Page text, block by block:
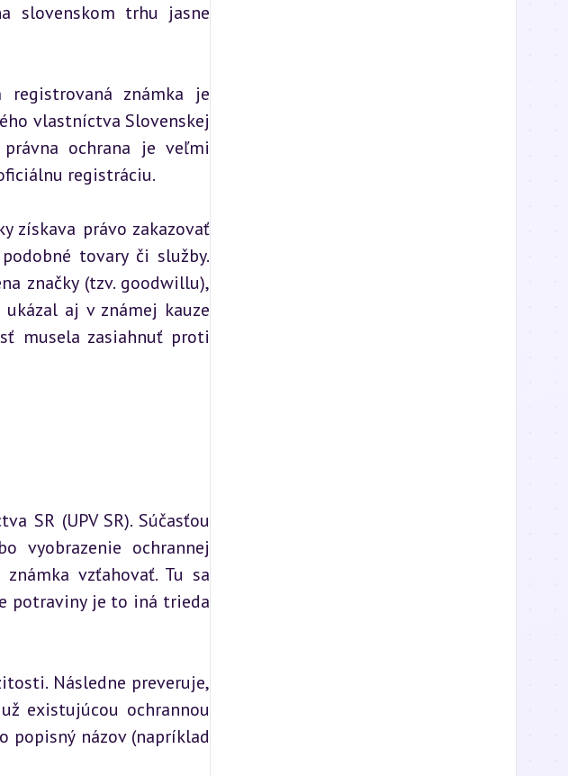
slovenskom trhu jasne
registrovaná známka je
vlastníctva Slovenskej
ochrana je veľmi
registráciu.
získava právo zakazovať
tovary či služby.
značky (tzv. goodwillu),
aj v známej kauze
musela zasiahnuť proti
SR (UPV SR). Súčasťou
vyobrazenie ochrannej
vzťahovať. Tu sa
potraviny je to iná trieda
Následne preveruje,
existujúcou ochrannou
popisný názov (napríklad